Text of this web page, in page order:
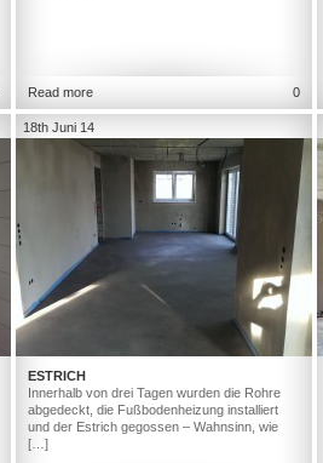
Read more 0
18th Juni 14
ESTRICH
Innerhalb von drei Tagen wurden die Rohre
abgedeckt, die Fußbodenheizung installiert
und der Estrich gegossen – Wahnsinn, wie
[…]